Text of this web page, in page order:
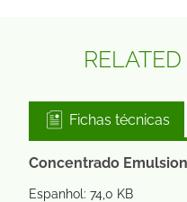
Fichas técnicas
Concentrado
Espanhol: 74,0 KB